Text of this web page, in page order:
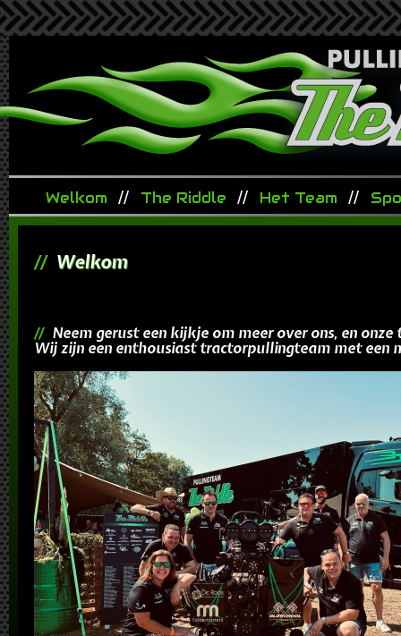
Welkom The Riddle Het Team
Welkom
Neem gerust een kijkje om meer over ons, en
Wij zijn een enthousiast tractorpullingteam met een